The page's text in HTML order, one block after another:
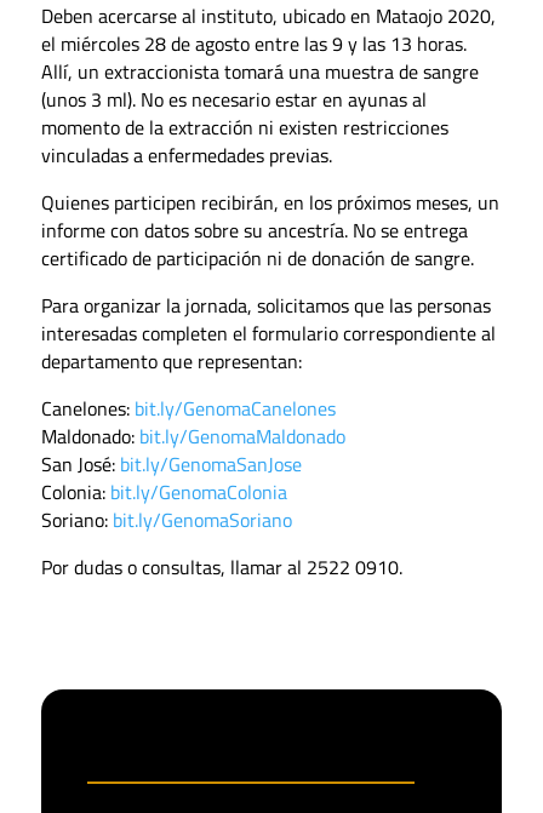
Deben acercarse al instituto, ubicado en Mataojo 2020,
el miércoles 28 de agosto entre las 9 y las 13 horas.
Allí, un extraccionista tomará una muestra de sangre
(unos 3 ml). No es necesario estar en ayunas al
momento de la extracción ni existen restricciones
vinculadas a enfermedades previas.
Quienes participen recibirán, en los próximos meses, un
informe con datos sobre su ancestría. No se entrega
certificado de participación ni de donación de sangre.
Para organizar la jornada, solicitamos que las personas
interesadas completen el formulario correspondiente al
departamento que representan:
Canelones: bit.ly/GenomaCanelones
Maldonado: bit.ly/GenomaMaldonado
San José: bit.ly/GenomaSanJose
Colonia: bit.ly/GenomaColonia
Soriano: bit.ly/GenomaSoriano
Por dudas o consultas, llamar al 2522 0910.